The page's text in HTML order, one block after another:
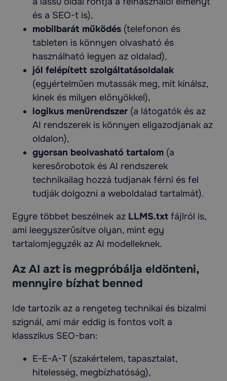
és a SEO-t is),
mobilbarát működés (telefonon és
tableten is könnyen olvasható és
használható legyen az oldalad),
jól felépített szolgáltatásoldalak
(egyértelműen mutassák meg, mit kínálsz,
kinek és milyen előnyökkel),
logikus menürendszer (a látogatók és az
AI rendszerek is könnyen eligazodjanak az
oldalon),
gyorsan beolvasható tartalom (a
keresőrobotok és AI rendszerek
technikailag hozzá tudjanak férni és fel
tudják dolgozni a weboldalad tartalmát).
Egyre többet beszélnek az LLMS.txt fájlról is,
ami leegyszerűsítve olyan, mint egy
tartalomjegyzék az AI modelleknek.
Az AI azt is megpróbálja eldönteni,
mennyire bízhat benned
Ide tartozik az a rengeteg technikai és bizalmi
szignál, ami már eddig is fontos volt a
klasszikus SEO-ban:
E-E-A-T (szakértelem, tapasztalat,
hitelesség, megbízhatóság),